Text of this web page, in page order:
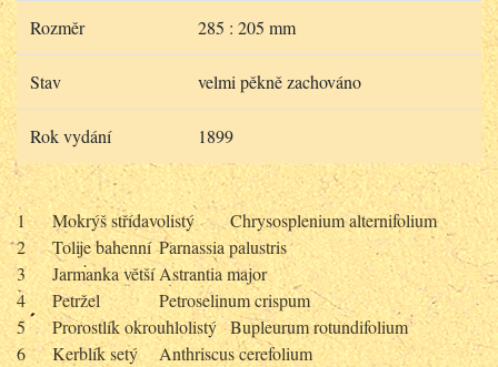
Rozměr 285 : 205 mm
Stav velmi pěkně zachováno
Rok vydání 1899
1 Mokrýš střídavolistý
Chrysosplenium alternifolium
2
Tolije bahenní Parnassia palustris
3
Jarmanka většíAstrantia major
4
Petržel
Petroselinum crispum
5
Prorostlík okrouhlolistý Bupleurum rotundifolium
6
Kerblík setý
Anthriscus cerefolium